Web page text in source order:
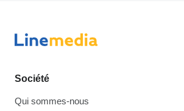
Société
Qui sommes-nous